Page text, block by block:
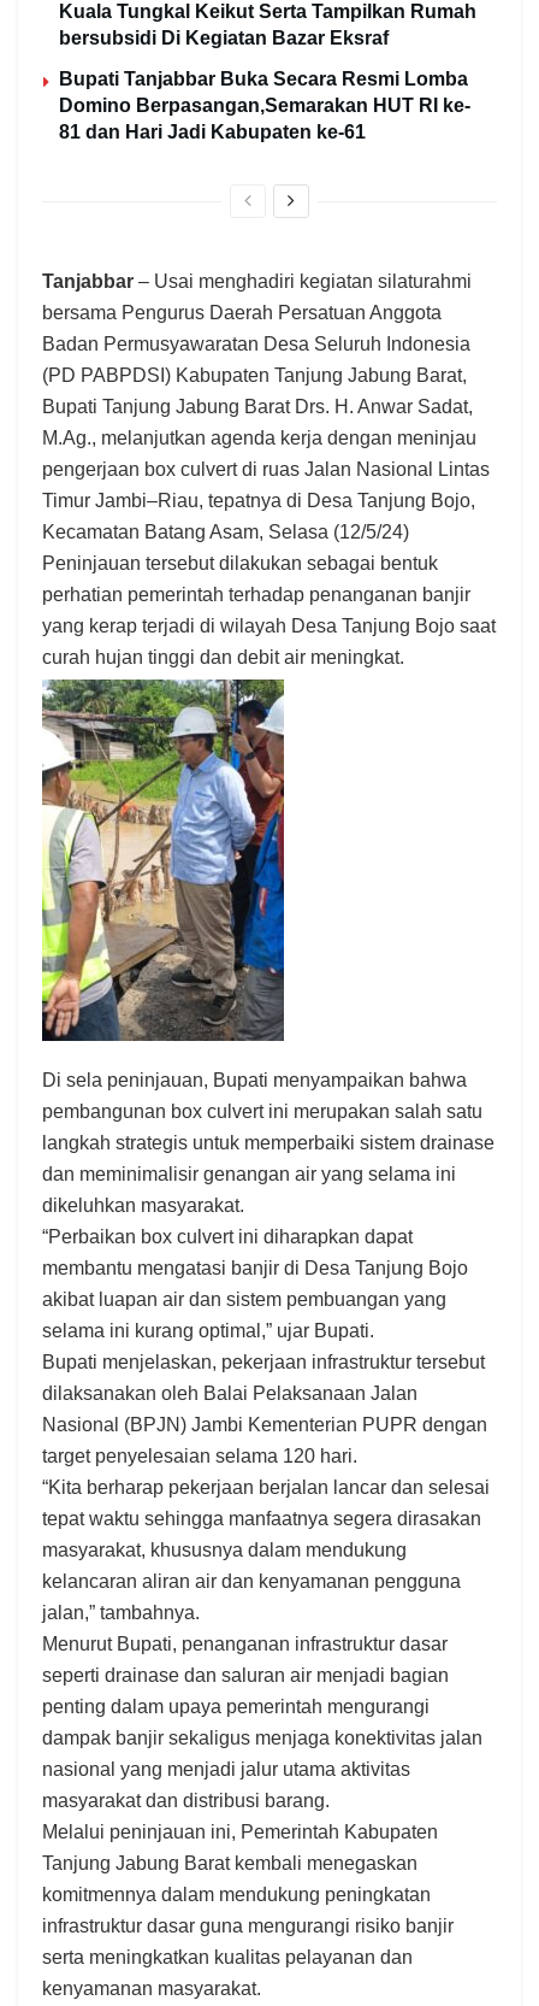
Kuala Tungkal Keikut Serta Tampilkan Rumah
bersubsidi Di Kegiatan Bazar Eksraf
Bupati Tanjabbar Buka Secara Resmi Lomba
Domino Berpasangan,Semarakan HUT RI ke-
81 dan Hari Jadi Kabupaten ke-61
Tanjabbar – Usai menghadiri kegiatan silaturahmi
bersama Pengurus Daerah Persatuan Anggota
Badan Permusyawaratan Desa Seluruh Indonesia
(PD PABPDSI) Kabupaten Tanjung Jabung Barat,
Bupati Tanjung Jabung Barat Drs. H. Anwar Sadat,
M.Ag., melanjutkan agenda kerja dengan meninjau
pengerjaan box culvert di ruas Jalan Nasional Lintas
Timur Jambi–Riau, tepatnya di Desa Tanjung Bojo,
Kecamatan Batang Asam, Selasa (12/5/24)
Peninjauan tersebut dilakukan sebagai bentuk
perhatian pemerintah terhadap penanganan banjir
yang kerap terjadi di wilayah Desa Tanjung Bojo saat
curah hujan tinggi dan debit air meningkat.
Di sela peninjauan, Bupati menyampaikan bahwa
pembangunan box culvert ini merupakan salah satu
langkah strategis untuk memperbaiki sistem drainase
dan meminimalisir genangan air yang selama ini
dikeluhkan masyarakat.
“Perbaikan box culvert ini diharapkan dapat
membantu mengatasi banjir di Desa Tanjung Bojo
akibat luapan air dan sistem pembuangan yang
selama ini kurang optimal,” ujar Bupati.
Bupati menjelaskan, pekerjaan infrastruktur tersebut
dilaksanakan oleh Balai Pelaksanaan Jalan
Nasional (BPJN) Jambi Kementerian PUPR dengan
target penyelesaian selama 120 hari.
“Kita berharap pekerjaan berjalan lancar dan selesai
tepat waktu sehingga manfaatnya segera dirasakan
masyarakat, khususnya dalam mendukung
kelancaran aliran air dan kenyamanan pengguna
jalan,” tambahnya.
Menurut Bupati, penanganan infrastruktur dasar
seperti drainase dan saluran air menjadi bagian
penting dalam upaya pemerintah mengurangi
dampak banjir sekaligus menjaga konektivitas jalan
nasional yang menjadi jalur utama aktivitas
masyarakat dan distribusi barang.
Melalui peninjauan ini, Pemerintah Kabupaten
Tanjung Jabung Barat kembali menegaskan
komitmennya dalam mendukung peningkatan
infrastruktur dasar guna mengurangi risiko banjir
serta meningkatkan kualitas pelayanan dan
kenyamanan masyarakat.